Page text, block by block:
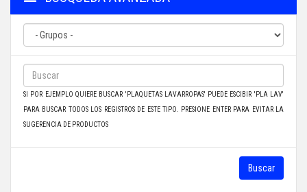
SI POR EJEMPLO QUIERE BUSCAR 'PLAQUETAS LAVARROPAS' PUEDE ESCIBIR 'PLA LAV'
PARA BUSCAR TODOS LOS REGISTROS DE ESTE TIPO. PRESIONE ENTER PARA EVITAR LA
SUGERENCIA DE PRODUCTOS
Buscar